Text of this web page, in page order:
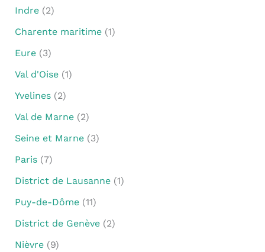
Indre(2)
Charente maritime(1)
Eure(3)
Val d'Oise(1)
Yvelines(2)
Val de Marne(2)
Seine et Marne(3)
Paris(7)
District de Lausanne(1)
Puy-de-Dôme(11)
District de Genève(2)
Nièvre(9)